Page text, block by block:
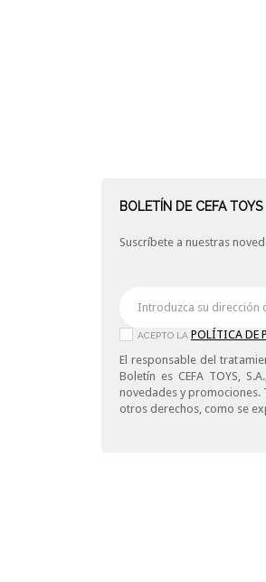
BOLETÍN DE CEFA TOYS
Suscríbete a nuestras
ACEPTO LA POLÍTICA DE
El responsable del
Boletín es CEFA TOYS,
novedades y promociones.
otros derechos, como se